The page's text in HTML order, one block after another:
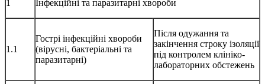
1 Інфекційні та паразитарні хвороби
1.1
Гострі інфекційні хвороби
(вірусні, бактеріальні та
паразитарні)
Після одужання та
закінчення строку ізоляції
під контролем клініко-
лабораторних обстежень